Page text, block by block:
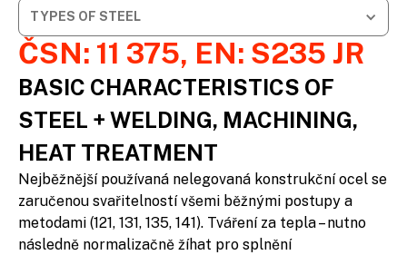
TYPES OF STEEL
ČSN: 11 375, EN: S235 JR
BASIC CHARACTERISTICS OF
STEEL + WELDING, MACHINING,
HEAT TREATMENT
Nejběžnější používaná nelegovaná konstrukční ocel se
zaručenou svařitelností všemi běžnými postupy a
metodami (121, 131, 135, 141). Tváření za tepla – nutno
následně normalizačně žíhat pro splnění